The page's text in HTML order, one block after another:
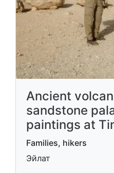
Ancient
sandstone
paintings at
Families, hikers
Эйлат